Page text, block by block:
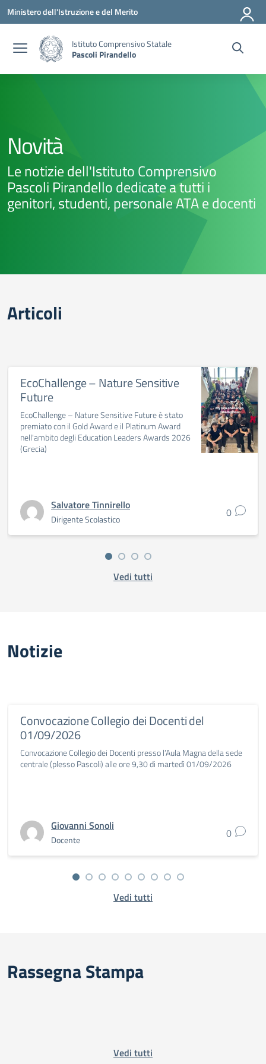
Vai ai contenuti
Vai al menu di navigazione
Vai al footer
Ministero dell'Istruzione e del Merito
Istituto Comprensivo Statale
Pascoli Pirandello
Novità
Le notizie dell'Istituto Comprensivo
Pascoli Pirandello dedicate a tutti i
genitori, studenti, personale ATA e docenti
Articoli
EcoChallenge – Nature Sensitive
Future
EcoChallenge – Nature Sensitive Future è stato
premiato con il Gold Award e il Platinum Award
nell'ambito degli Education Leaders Awards 2026
(Grecia)
Salvatore Tinnirello
Dirigente Scolastico 0
Vedi tutti
Notizie
Convocazione Collegio dei Docenti del
01/09/2026
Convocazione Collegio dei Docenti presso l’Aula Magna della sede
centrale (plesso Pascoli) alle ore 9,30 di martedì 01/09/2026
Giovanni Sonoli
Docente 0
Vedi tutti
Rassegna Stampa
Vedi tutti